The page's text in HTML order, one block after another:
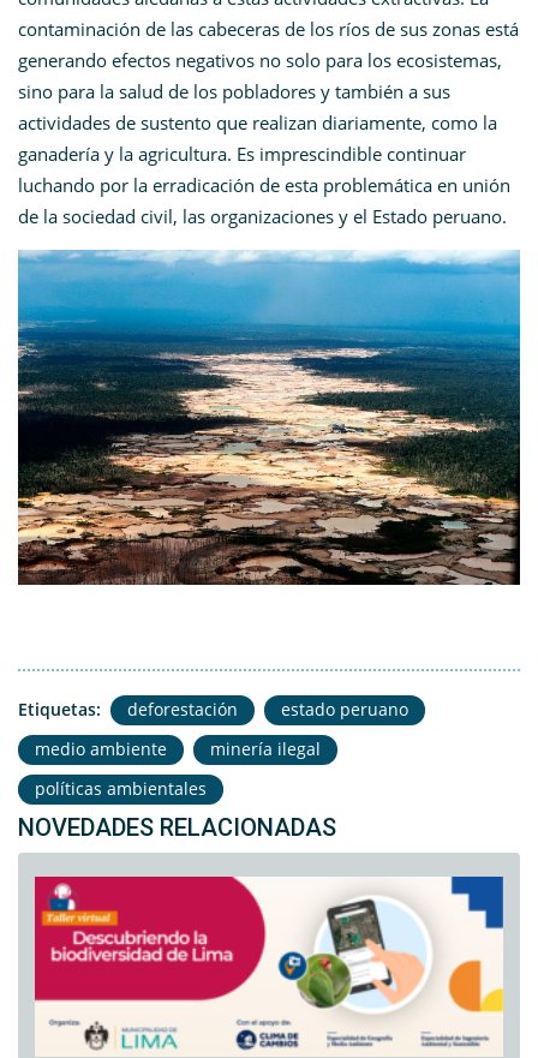
contaminación de las cabeceras de los ríos de sus zonas está
generando efectos negativos no solo para los ecosistemas,
sino para la salud de los pobladores y también a sus
actividades de sustento que realizan diariamente, como la
ganadería y la agricultura. Es imprescindible continuar
luchando por la erradicación de esta problemática en unión
de la sociedad civil, las organizaciones y el Estado peruano.
Etiquetas: deforestación
estado peruano
medio ambiente
minería ilegal
políticas ambientales
NOVEDADES RELACIONADAS